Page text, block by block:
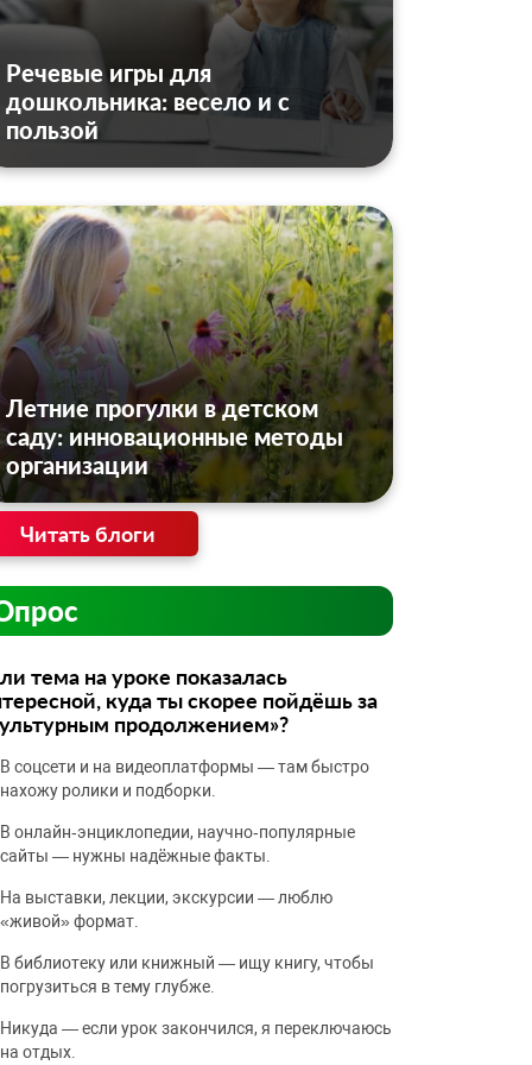
Речевые игры для
дошкольника: весело и с
пользой
Летние прогулки в детском
саду: инновационные методы
организации
Читать блоги
тема на уроке показалась
куда ты скорее пойдёшь за
продолжением»?
В соцсети и на видеоплатформы — там быстро
нахожу ролики и подборки.
В онлайн‑энциклопедии, научно‑популярные
сайты — нужны надёжные факты.
На выставки, лекции, экскурсии — люблю
«живой» формат.
В библиотеку или книжный — ищу книгу, чтобы
погрузиться в тему глубже.
Никуда — если урок закончился, я переключаюсь
на отдых.